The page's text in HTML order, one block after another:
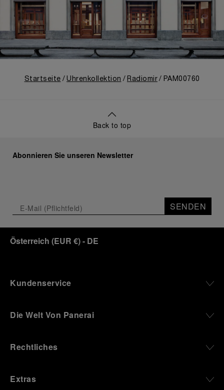
Startseite Uhrenkollektion Radiomir PAM00760
Back to top
Abonnieren Sie unseren Newsletter
SENDEN
Österreich (EUR €)- DE
Kundenservice
Die Welt Von Panerai
Rechtliches
Extras